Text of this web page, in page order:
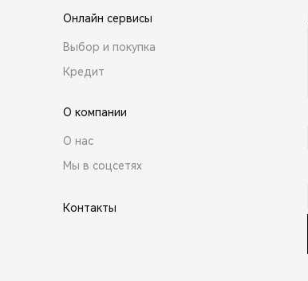
Онлайн сервисы
Выбор и покупка
Кредит
О компании
О нас
Мы в соцсетях
Контакты